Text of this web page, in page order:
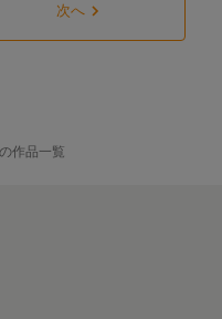
次へ
作品一覧